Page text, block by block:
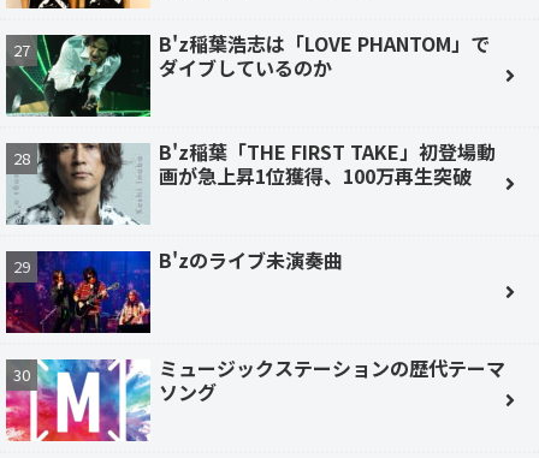
B'z稲葉浩志は「LOVE PHANTOM」で
ダイブしているのか
B'z稲葉「THE FIRST TAKE」初登場動
画が急上昇1位獲得、100万再生突破
B'zのライブ未演奏曲
ミュージックステーションの歴代テーマ
ソング